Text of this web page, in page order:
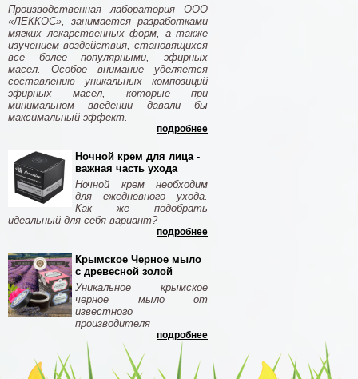
Производственная лаборатория ООО
«ЛЕККОС», занимается разработками
мягких лекарственных форм, а также
изучением воздействия, становящихся
все более популярными, эфирных
масел. Особое внимание уделяется
составлению уникальных композиций
эфирных масел, которые при
минимальном введении давали бы
максимальный эффект.
подробнее
Ночной крем для лица -
важная часть ухода
Ночной крем необходим
для ежедневного ухода.
Как же подобрать
идеальный для себя вариант?
подробнее
Крымское Черное мыло
с древесной золой
Уникальное крымское
черное мыло от
известного
производителя
подробнее